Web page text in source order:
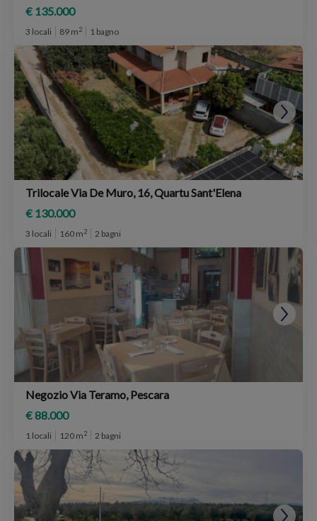
€ 135.000
3 locali 89 m2 1 bagno
Trilocale Via De Muro, 16, Quartu Sant'Elena
€ 130.000
3 locali 160 m2 2 bagni
Negozio Via Teramo, Pescara
€ 88.000
1 locali 120 m2 2 bagni